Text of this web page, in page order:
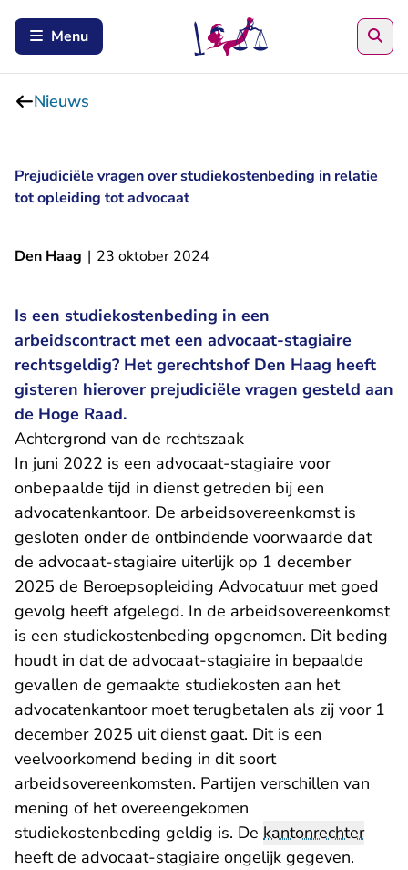
Menu
Nieuws
Prejudiciële vragen over studiekostenbeding in relatie
tot opleiding tot advocaat
Den Haag | 23 oktober 2024
Is een studiekostenbeding in een
arbeidscontract met een advocaat-stagiaire
rechtsgeldig? Het gerechtshof Den Haag heeft
gisteren hierover prejudiciële vragen gesteld aan
de Hoge Raad.
Achtergrond van de rechtszaak
In juni 2022 is een advocaat-stagiaire voor
onbepaalde tijd in dienst getreden bij een
advocatenkantoor. De arbeidsovereenkomst is
gesloten onder de ontbindende voorwaarde dat
de advocaat-stagiaire uiterlijk op 1 december
2025 de Beroepsopleiding Advocatuur met goed
gevolg heeft afgelegd. In de arbeidsovereenkomst
is een studiekostenbeding opgenomen. Dit beding
houdt in dat de advocaat-stagiaire in bepaalde
gevallen de gemaakte studiekosten aan het
advocatenkantoor moet terugbetalen als zij voor 1
december 2025 uit dienst gaat. Dit is een
veelvoorkomend beding in dit soort
arbeidsovereenkomsten. Partijen verschillen van
mening of het overeengekomen
studiekostenbeding geldig is. De kantonrechter
heeft de advocaat-stagiaire ongelijk gegeven.